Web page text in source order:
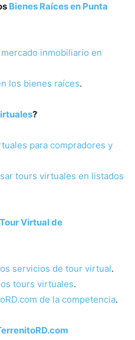
Bienes Raíces en Punta
inmobiliario en
los bienes raíces.
?
para compradores y
tours virtuales en listados
Virtual de
servicios de tour virtual.
tours virtuales.
de la competencia.